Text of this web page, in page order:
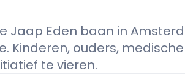
Jaap Eden baan in
Kinderen, ouders,
te vieren.